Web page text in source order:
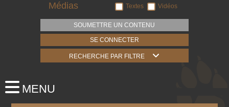
Médias Textes Vidéos
SOUMETTRE UN CONTENU
SE CONNECTER
RECHERCHE PAR FILTRE